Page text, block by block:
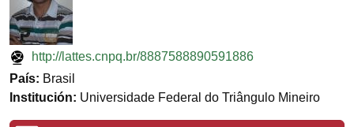
http://lattes.cnpq.br/8887588890591886
País: Brasil
Institución: Universidade Federal do Triângulo Mineiro